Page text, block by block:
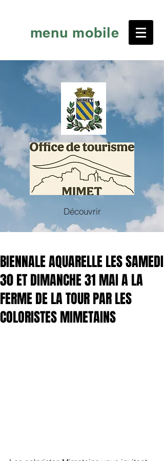
menu mobile
Découvrir
BIENNALE AQUARELLE LES SAMEDI
30 ET DIMANCHE 31 MAI A LA
FERME DE LA TOUR PAR LES
COLORISTES MIMETAINS